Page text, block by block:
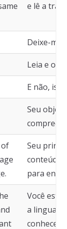
e lê a
Deixe-me
Leia e
E não,
Seu
Seu
conteúdo
para
Você
a
conhece